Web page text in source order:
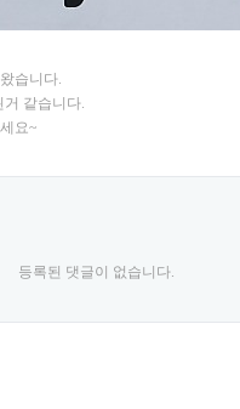
습니다.
같습니다.
요~
등록된 댓글이 없습니다.